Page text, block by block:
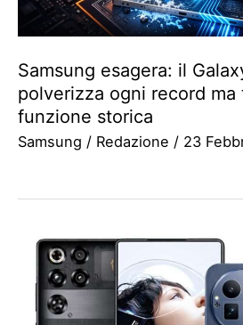
Samsung esagera: il
polverizza ogni record
funzione storica
Samsung / Redazione / 23